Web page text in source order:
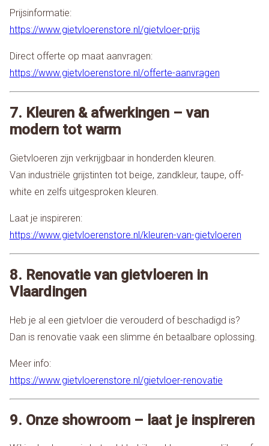
Prijsinformatie:
https://www.gietvloerenstore.nl/gietvloer-prijs
Direct offerte op maat aanvragen:
https://www.gietvloerenstore.nl/offerte-aanvragen
7. Kleuren & afwerkingen – van
modern tot warm
Gietvloeren zijn verkrijgbaar in honderden kleuren.
Van industriële grijstinten tot beige, zandkleur, taupe, off-
white en zelfs uitgesproken kleuren.
Laat je inspireren:
https://www.gietvloerenstore.nl/kleuren-van-gietvloeren
8. Renovatie van gietvloeren in
Vlaardingen
Heb je al een gietvloer die verouderd of beschadigd is?
Dan is renovatie vaak een slimme én betaalbare oplossing.
Meer info:
https://www.gietvloerenstore.nl/gietvloer-renovatie
9. Onze showroom – laat je inspireren